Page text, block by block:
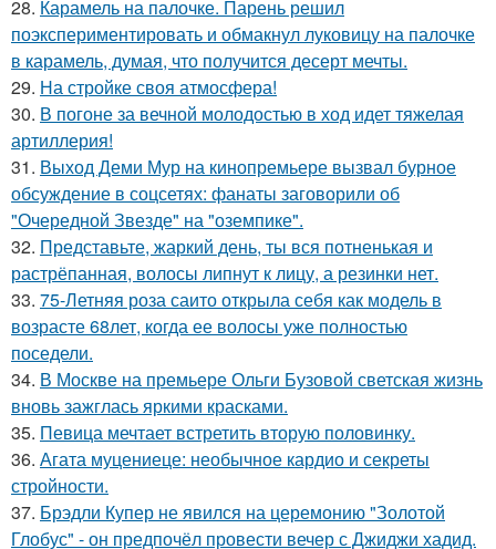
28. Карамель на палочке. Парень решил
поэкспериментировать и обмакнул луковицу на палочке
в карамель, думая, что получится десерт мечты.
29. На стройке своя атмосфера!
30. В погоне за вечной молодостью в ход идет тяжелая
артиллерия!
31. Выход Деми Мур на кинопремьере вызвал бурное
обсуждение в соцсетях: фанаты заговорили об
"Очередной Звезде" на "оземпике".
32. Представьте, жаркий день, ты вся потненькая и
растрёпанная, волосы липнут к лицу, а резинки нет.
33. 75-Летняя роза саито открыла себя как модель в
возрасте 68лет, когда ее волосы уже полностью
поседели.
34. В Москве на премьере Ольги Бузовой светская жизнь
вновь зажглась яркими красками.
35. Певица мечтает встретить вторую половинку.
36. Агата муцениеце: необычное кардио и секреты
стройности.
37. Брэдли Купер не явился на церемонию "Золотой
Глобус" - он предпочёл провести вечер с Джиджи хадид.